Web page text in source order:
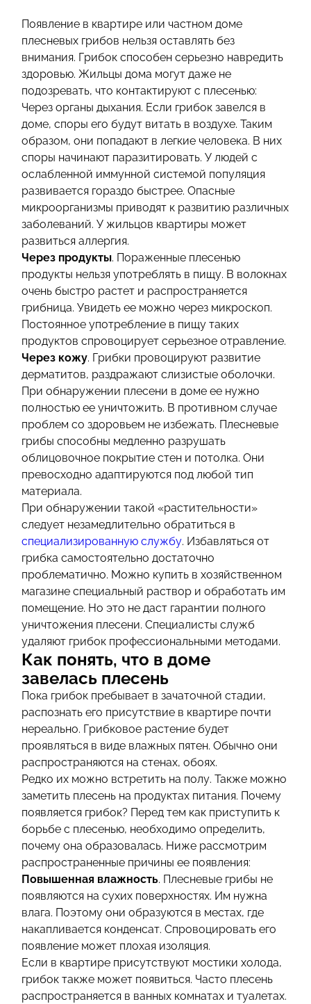
Появление в квартире или частном доме
плесневых грибов нельзя оставлять без
внимания. Грибок способен серьезно навредить
здоровью. Жильцы дома могут даже не
подозревать, что контактируют с плесенью:
Через органы дыхания. Если грибок завелся в
доме, споры его будут витать в воздухе. Таким
образом, они попадают в легкие человека. В них
споры начинают паразитировать. У людей с
ослабленной иммунной системой популяция
развивается гораздо быстрее. Опасные
микроорганизмы приводят к развитию различных
заболеваний. У жильцов квартиры может
развиться аллергия.
Через продукты. Пораженные плесенью
продукты нельзя употреблять в пищу. В волокнах
очень быстро растет и распространяется
грибница. Увидеть ее можно через микроскоп.
Постоянное употребление в пищу таких
продуктов спровоцирует серьезное отравление.
Через кожу. Грибки провоцируют развитие
дерматитов, раздражают слизистые оболочки.
При обнаружении плесени в доме ее нужно
полностью ее уничтожить. В противном случае
проблем со здоровьем не избежать. Плесневые
грибы способны медленно разрушать
облицовочное покрытие стен и потолка. Они
превосходно адаптируются под любой тип
материала.
При обнаружении такой «растительности»
следует незамедлительно обратиться в
специализированную службу. Избавляться от
грибка самостоятельно достаточно
проблематично. Можно купить в хозяйственном
магазине специальный раствор и обработать им
помещение. Но это не даст гарантии полного
уничтожения плесени. Специалисты служб
удаляют грибок профессиональными методами.
Как понять, что в доме
завелась плесень
Пока грибок пребывает в зачаточной стадии,
распознать его присутствие в квартире почти
нереально. Грибковое растение будет
проявляться в виде влажных пятен. Обычно они
распространяются на стенах, обоях.
Редко их можно встретить на полу. Также можно
заметить плесень на продуктах питания. Почему
появляется грибок? Перед тем как приступить к
борьбе с плесенью, необходимо определить,
почему она образовалась. Ниже рассмотрим
распространенные причины ее появления:
Повышенная влажность. Плесневые грибы не
появляются на сухих поверхностях. Им нужна
влага. Поэтому они образуются в местах, где
накапливается конденсат. Спровоцировать его
появление может плохая изоляция.
Если в квартире присутствуют мостики холода,
грибок также может появиться. Часто плесень
распространяется в ванных комнатах и туалетах.